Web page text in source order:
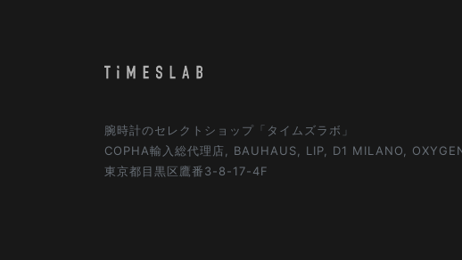
腕時計のセレクトショップ「タイムズラボ」
COPHA輸入総代理店, BAUHAUS, LIP, D1 MILANO,
東京都目黒区鷹番3-8-17-4F